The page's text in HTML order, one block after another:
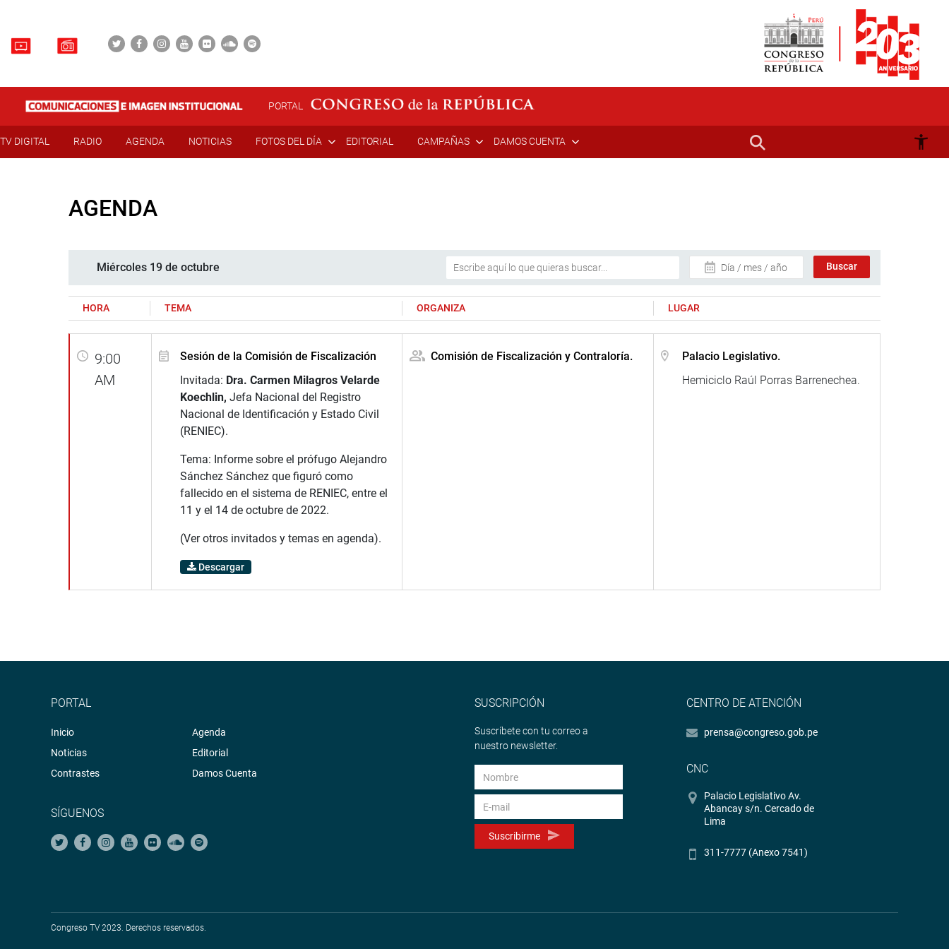
PORTAL
TV DIGITAL RADIO AGENDA NOTICIAS FOTOS DEL DÍA EDITORIAL CAMPAÑAS DAMOS CUENTA
AGENDA
Miércoles 19 de octubre Día / mes / año
HORA TEMA ORGANIZA LUGAR
9:00
AM
Sesión de la Comisión de Fiscalización
Invitada: Dra. Carmen Milagros Velarde
Koechlin, Jefa Nacional del Registro
Nacional de Identificación y Estado Civil
(RENIEC).
Tema: Informe sobre el prófugo Alejandro
Sánchez Sánchez que figuró como
fallecido en el sistema de RENIEC, entre el
11 y el 14 de octubre de 2022.
(Ver otros invitados y temas en agenda).
Descargar
Comisión de Fiscalización y Contraloría.
Palacio Legislativo.
Hemiciclo Raúl Porras Barrenechea.
PORTAL
Inicio
Noticias
Contrastes
Agenda
Editorial
Damos Cuenta
SÍGUENOS
SUSCRIPCIÓN
Suscríbete con tu correo a
nuestro newsletter.
Suscribirme
CENTRO DE ATENCIÓN
prensa@congreso.gob.pe
CNC
Palacio Legislativo Av.
Abancay s/n. Cercado de
Lima
311-7777 (Anexo 7541)
Congreso TV 2023. Derechos reservados.